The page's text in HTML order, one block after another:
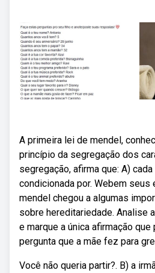
A primeira lei de mendel,
princípio da segregação dos
segregação, afirma que: A)
condicionada por. Webem
mendel chegou a algumas
sobre hereditariedade. Analise
e marque a única afirmação que
pergunta que a mãe fez para
Você não queria partir?. B) a